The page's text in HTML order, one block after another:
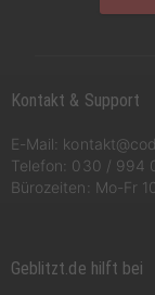
Kontakt & Support
E-Mail:
Telefon: 030 / 994
Bürozeiten: Mo-Fr
Geblitzt.de hilft bei